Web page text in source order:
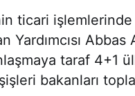
ticari işlemlerinde
Yardımcısı Abbas
taraf 4+1
bakanları